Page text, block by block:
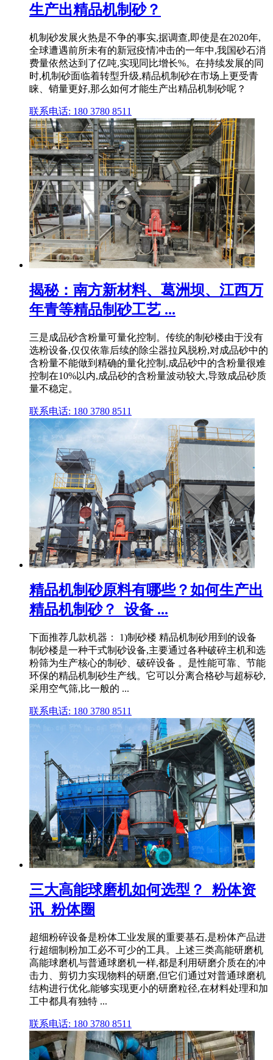
生产出精品机制砂？
机制砂发展火热是不争的事实,据调查,即使是在2020年,
全球遭遇前所未有的新冠疫情冲击的一年中,我国砂石消
费量依然达到了亿吨,实现同比增长%。在持续发展的同
时,机制砂面临着转型升级,精品机制砂在市场上更受青
睐、销量更好,那么如何才能生产出精品机制砂呢？
联系电话: 180 3780 8511
揭秘：南方新材料、葛洲坝、江西万
年青等精品制砂工艺 ...
三是成品砂含粉量可量化控制。传统的制砂楼由于没有
选粉设备,仅仅依靠后续的除尘器拉风脱粉,对成品砂中的
含粉量不能做到精确的量化控制,成品砂中的含粉量很难
控制在10%以内,成品砂的含粉量波动较大,导致成品砂质
量不稳定。
联系电话: 180 3780 8511
精品机制砂原料有哪些？如何生产出
精品机制砂？_设备 ...
下面推荐几款机器： 1)制砂楼 精品机制砂用到的设备
制砂楼是一种干式制砂设备,主要通过各种破碎主机和选
粉筛为生产核心的制砂、破碎设备 。是性能可靠、节能
环保的精品机制砂生产线。它可以分离合格砂与超标砂,
采用空气筛,比一般的 ...
联系电话: 180 3780 8511
三大高能球磨机如何选型？_粉体资
讯_粉体圈
超细粉碎设备是粉体工业发展的重要基石,是粉体产品进
行超细制粉加工必不可少的工具。上述三类高能研磨机
高能球磨机与普通球磨机一样,都是利用研磨介质在的冲
击力、剪切力实现物料的研磨,但它们通过对普通球磨机
结构进行优化,能够实现更小的研磨粒径,在材料处理和加
工中都具有独特 ...
联系电话: 180 3780 8511